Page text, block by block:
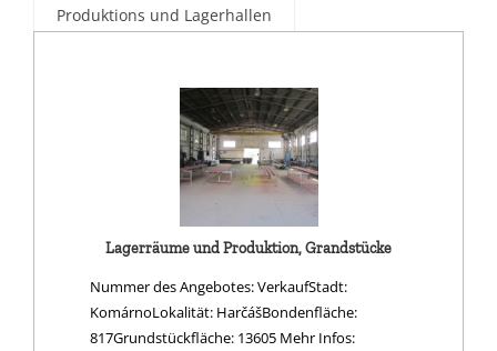
Produktions und Lagerhallen
Lagerräume und Produktion, Grandstücke
Nummer des Angebotes: VerkaufStadt:
KomárnoLokalität: HarčášBondenfläche:
817Grundstückfläche: 13605 Mehr Infos: